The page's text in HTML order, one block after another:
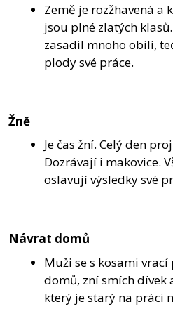
Země je rozžhavená a
jsou plné zlatých
zasadil mnoho obilí,
plody své práce.
Žně
Je čas žní. Celý den
Dozrávají i makovice.
oslavují výsledky své
Návrat domů
Muži se s kosami
domů, zní smích dívek
který je starý na práci